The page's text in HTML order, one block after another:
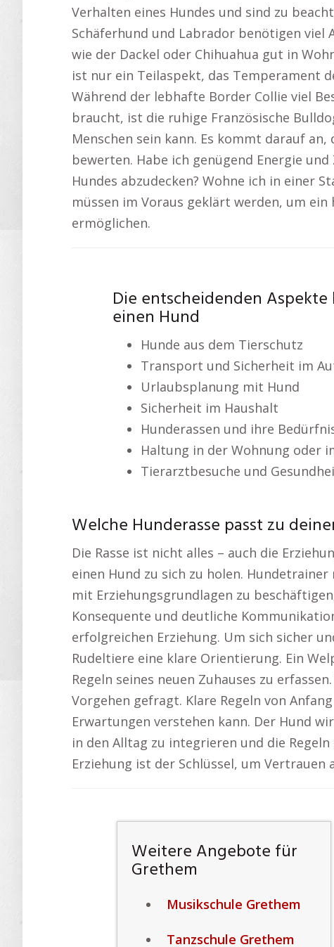
Verhalten eines Hundes und sind zu
Schäferhund und Labrador benötigen viel
wie der Dackel oder Chihuahua gut in
ist nur ein Teilaspekt, das Temperament
Während der lebhafte Border Collie viel
braucht, ist die ruhige Französische
Menschen sein kann. Es kommt darauf
bewerten. Habe ich genügend Energie
Hundes abzudecken? Wohne ich in einer
müssen im Voraus geklärt werden, um
ermöglichen.
Die entscheidenden
einen Hund
Hunde aus dem Tierschutz
Transport und Sicherheit im
Urlaubsplanung mit Hund
Sicherheit im Haushalt
Hunderassen und ihre
Haltung in der Wohnung oder
Tierarztbesuche und
Welche Hunderasse passt zu
Die Rasse ist nicht alles – auch die
einen Hund zu sich zu holen.
mit Erziehungsgrundlagen zu
Konsequente und deutliche
erfolgreichen Erziehung. Um sich sicher
Rudeltiere eine klare Orientierung. Ein
Regeln seines neuen Zuhauses zu
Vorgehen gefragt. Klare Regeln von
Erwartungen verstehen kann. Der Hund
in den Alltag zu integrieren und die
Erziehung ist der Schlüssel, um
Weitere Angebote für
Grethem
Musikschule Grethem
Tanzschule Grethem